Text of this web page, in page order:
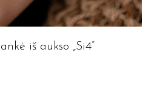
iš aukso „Si4”